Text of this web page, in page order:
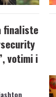
finaliste
votimi i